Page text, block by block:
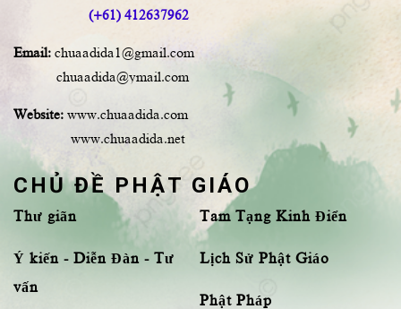
(+61) 412637962
Email: chuaadida1@gmail.com
chuaadida@ymail.com
Website: www.chuaadida.com
www.chuaadida.net
CHỦ ĐỀ PHẬT GIÁO
Thư giãn
Ý kiến - Diễn Đàn - Tư
vấn
Tam Tạng Kinh Điển
Lịch Sử Phật Giáo
Phật Pháp